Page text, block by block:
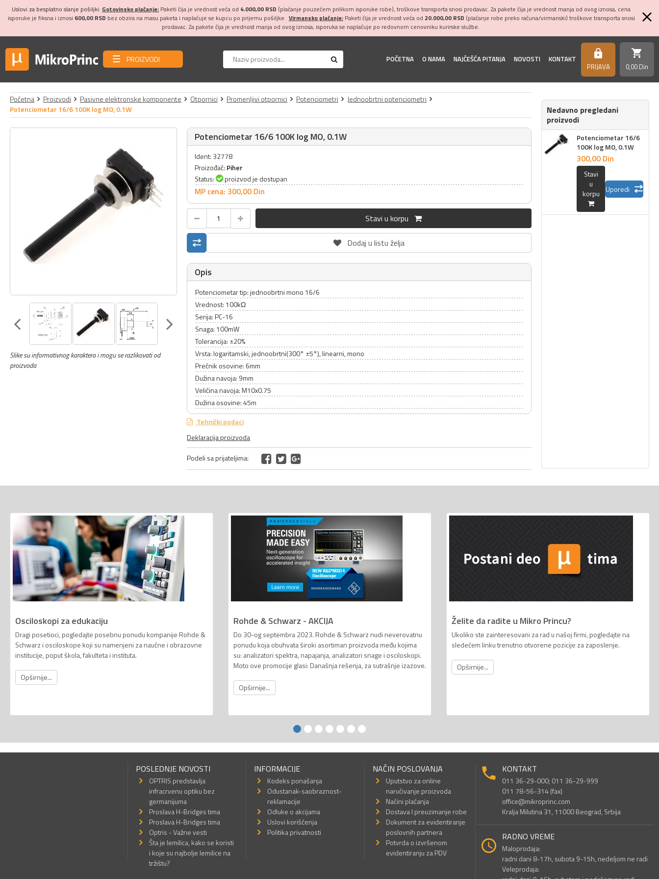
Uslovi za besplatno slanje pošiljki: Gotovinsko plaćanje: Paketi čija je vrednost veća od 4.000,00 RSD (plaćanje pouzećem prilikom isporuke robe), troškove transporta snosi prodavac. Za pakete čija je vrednost manja od ovog iznosa, cena
isporuke je fiksna i iznosi 600,00 RSD bez obzira na masu paketa i naplaćuje se kupcu po prijemu pošiljke. Virmansko plaćanje:Paketi čija je vrednost veća od 20.000,00 RSD (plaćanje robe preko računa/virmanski) troškove transporta snosi
prodavac. Za pakete čija je vrednost manja od ovog iznosa, isporuka se naplaćuje po redovnom cenovniku kurirske službe.
PROIZVODI POČETNA O NAMA NAJČEŠĆA PITANJA NOVOSTI KONTAKT https
PRIJAVA
shopping_cart
0,00 Din
Početna Proizvodi Pasivne elektronske komponente Otpornici Promenljivi otpornici Potenciometri
Jednoobrtni potenciometri
Potenciometar 16/6 100K log MO, 0.1W
Slike su informativnog karaktera i mogu se razlikovati od
proizvoda
Potenciometar 16/6 100K log MO, 0.1W
Ident: 32778
Proizođač: Piher
Status:
proizvod je dostupan
MP cena: 300,00 Din
Stavi u korpu
Dodaj u listu želja
Opis
Potenciometar tip: jednoobrtni mono 16/6
Vrednost: 100kΩ
Serija: PC-16
Snaga: 100mW
Tolerancija: ±20%
Vrsta: logaritamski, jednoobrtni(300° ±5°), linearni, mono
Prečnik osovine: 6mm
Dužina navoja: 9mm
Veličina navoja: M10x0.75
Dužina osovine: 45m
Tehnički podaci
Deklaracija proizvoda
Podeli sa prijateljima:
Nedavno pregledani
proizvodi
Potenciometar 16/6
100K log MO, 0.1W
300,00 Din
Stavi
u
korpu
Uporedi
Osciloskopi za edukaciju
Dragi posetioci, pogledajte posebnu ponudu kompanije Rohde &
Schwarz i osciloskope koji su namenjeni za naučne i obrazovne
institucije, poput škola, fakulteta i instituta.
Opširnije...
Rohde & Schwarz - AKCIJA
Do 30-og septembra 2023. Rohde & Schwarz nudi neverovatnu
ponudu koja obuhvata široki asortiman proizvoda među kojima
su: analizatori spektra, napajanja, analizatori snage i osciloskopi.
Moto ove promocije glasi: Današnja rešenja, za sutrašnje izazove.
Opširnije...
Želite da radite u Mikro Princu?
Ukoliko ste zainteresovani za rad u našoj firmi, pogledajte na
sledećem linku trenutno otvorene pozicije za zaposlenje.
Opširnije...
POSLEDNJE NOVOSTI
OPTRIS predstavlja
infracrvenu optiku bez
germanijuma
Proslava H-Bridges tima
Proslava H-Bridges tima
Optris - Važne vesti
Šta je lemilica, kako se koristi
i koje su najbolje lemilice na
tržištu?
INFORMACIJE
Kodeks ponašanja
Odustanak-saobraznost-
reklamacije
Odluke o akcijama
Uslovi korišćenja
Politika privatnosti
NAČIN POSLOVANJA
Uputstvo za online
naručivanje proizvoda
Načini plaćanja
Dostava I preuzimanje robe
Dokument za evidentiranje
poslovnih partnera
Potvrda o izvršenom
evidentiranju za PDV
KONTAKT
011 36-29-000; 011 36-29-999
011 78-56-314 (fax)
office@mikroprinc.com
Kralja Milutina 31, 11000 Beograd, Srbija
RADNO VREME
Maloprodaja:
radni dani 8-17h, subota 9-15h, nedeljom ne radi
Veleprodaja: